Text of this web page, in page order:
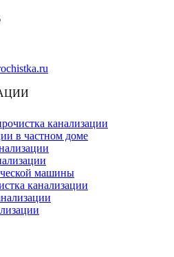
канализации
в частном доме
машины
канализации